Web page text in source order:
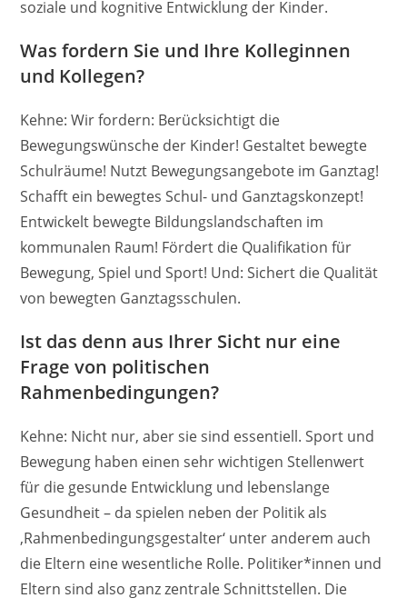
soziale und kognitive Entwicklung der Kinder.
Was fordern Sie und Ihre Kolleginnen
und Kollegen?
Kehne: Wir fordern: Berücksichtigt die
Bewegungswünsche der Kinder! Gestaltet bewegte
Schulräume! Nutzt Bewegungsangebote im Ganztag!
Schafft ein bewegtes Schul- und Ganztagskonzept!
Entwickelt bewegte Bildungslandschaften im
kommunalen Raum! Fördert die Qualifikation für
Bewegung, Spiel und Sport! Und: Sichert die Qualität
von bewegten Ganztagsschulen.
Ist das denn aus Ihrer Sicht nur eine
Frage von politischen
Rahmenbedingungen?
Kehne: Nicht nur, aber sie sind essentiell. Sport und
Bewegung haben einen sehr wichtigen Stellenwert
für die gesunde Entwicklung und lebenslange
Gesundheit – da spielen neben der Politik als
‚Rahmenbedingungsgestalter‘ unter anderem auch
die Eltern eine wesentliche Rolle. Politiker*innen und
Eltern sind also ganz zentrale Schnittstellen. Die